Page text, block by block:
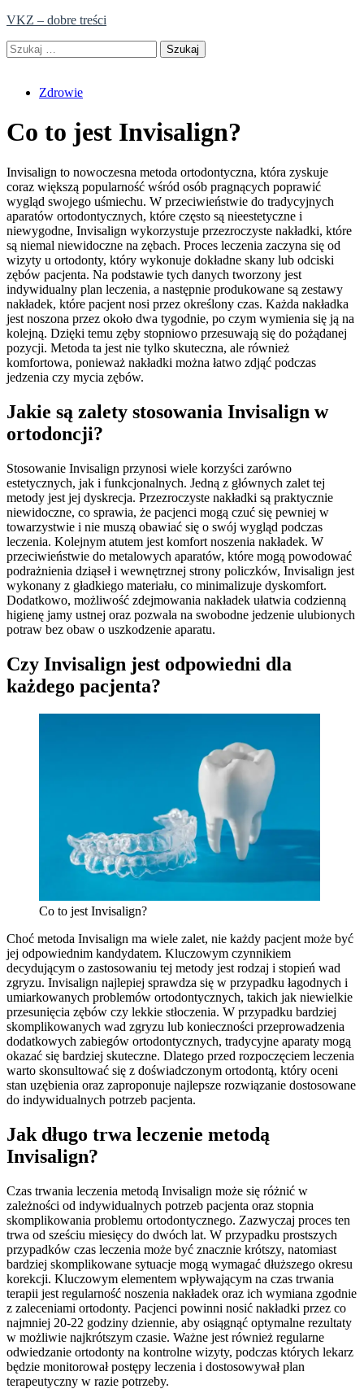
Skip
content
VKZ – dobre treści
Szukaj:
Zdrowie
Co to jest Invisalign?
Invisalign to nowoczesna metoda ortodontyczna, która zyskuje
coraz większą popularność wśród osób pragnących poprawić
wygląd swojego uśmiechu. W przeciwieństwie do tradycyjnych
aparatów ortodontycznych, które często są nieestetyczne i
niewygodne, Invisalign wykorzystuje przezroczyste nakładki, które
są niemal niewidoczne na zębach. Proces leczenia zaczyna się od
wizyty u ortodonty, który wykonuje dokładne skany lub odciski
zębów pacjenta. Na podstawie tych danych tworzony jest
indywidualny plan leczenia, a następnie produkowane są zestawy
nakładek, które pacjent nosi przez określony czas. Każda nakładka
jest noszona przez około dwa tygodnie, po czym wymienia się ją na
kolejną. Dzięki temu zęby stopniowo przesuwają się do pożądanej
pozycji. Metoda ta jest nie tylko skuteczna, ale również
komfortowa, ponieważ nakładki można łatwo zdjąć podczas
jedzenia czy mycia zębów.
Jakie są zalety stosowania Invisalign w
ortodoncji?
Stosowanie Invisalign przynosi wiele korzyści zarówno
estetycznych, jak i funkcjonalnych. Jedną z głównych zalet tej
metody jest jej dyskrecja. Przezroczyste nakładki są praktycznie
niewidoczne, co sprawia, że pacjenci mogą czuć się pewniej w
towarzystwie i nie muszą obawiać się o swój wygląd podczas
leczenia. Kolejnym atutem jest komfort noszenia nakładek. W
przeciwieństwie do metalowych aparatów, które mogą powodować
podrażnienia dziąseł i wewnętrznej strony policzków, Invisalign jest
wykonany z gładkiego materiału, co minimalizuje dyskomfort.
Dodatkowo, możliwość zdejmowania nakładek ułatwia codzienną
higienę jamy ustnej oraz pozwala na swobodne jedzenie ulubionych
potraw bez obaw o uszkodzenie aparatu.
Czy Invisalign jest odpowiedni dla
każdego pacjenta?
Co to jest Invisalign?
Choć metoda Invisalign ma wiele zalet, nie każdy pacjent może być
jej odpowiednim kandydatem. Kluczowym czynnikiem
decydującym o zastosowaniu tej metody jest rodzaj i stopień wad
zgryzu. Invisalign najlepiej sprawdza się w przypadku łagodnych i
umiarkowanych problemów ortodontycznych, takich jak niewielkie
przesunięcia zębów czy lekkie stłoczenia. W przypadku bardziej
skomplikowanych wad zgryzu lub konieczności przeprowadzenia
dodatkowych zabiegów ortodontycznych, tradycyjne aparaty mogą
okazać się bardziej skuteczne. Dlatego przed rozpoczęciem leczenia
warto skonsultować się z doświadczonym ortodontą, który oceni
stan uzębienia oraz zaproponuje najlepsze rozwiązanie dostosowane
do indywidualnych potrzeb pacjenta.
Jak długo trwa leczenie metodą
Invisalign?
Czas trwania leczenia metodą Invisalign może się różnić w
zależności od indywidualnych potrzeb pacjenta oraz stopnia
skomplikowania problemu ortodontycznego. Zazwyczaj proces ten
trwa od sześciu miesięcy do dwóch lat. W przypadku prostszych
przypadków czas leczenia może być znacznie krótszy, natomiast
bardziej skomplikowane sytuacje mogą wymagać dłuższego okresu
korekcji. Kluczowym elementem wpływającym na czas trwania
terapii jest regularność noszenia nakładek oraz ich wymiana zgodnie
z zaleceniami ortodonty. Pacjenci powinni nosić nakładki przez co
najmniej 20-22 godziny dziennie, aby osiągnąć optymalne rezultaty
w możliwie najkrótszym czasie. Ważne jest również regularne
odwiedzanie ortodonty na kontrolne wizyty, podczas których lekarz
będzie monitorował postępy leczenia i dostosowywał plan
terapeutyczny w razie potrzeby.